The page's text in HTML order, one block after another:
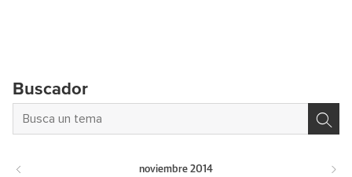
Buscador
noviembre 2014